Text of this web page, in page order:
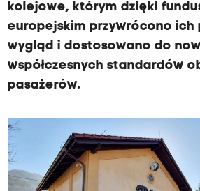
kolejowe, którym dzięki
europejskim przywrócono ich
wygląd i dostosowano do
współczesnych standardów
pasażerów.